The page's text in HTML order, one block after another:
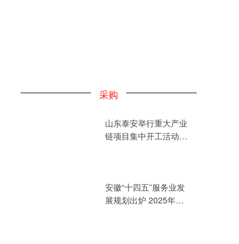
采购
山东泰安举行重大产业
链项目集中开工活动
安徽“十四五”服务业发
展规划出炉 2025年增